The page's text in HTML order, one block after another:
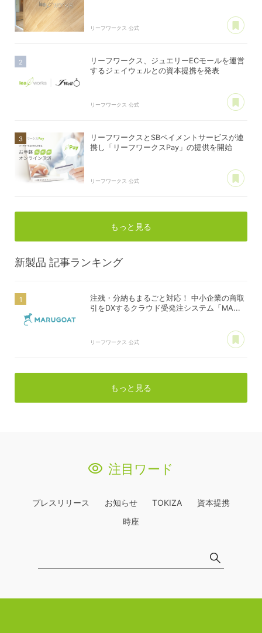
リーフワークス 公式
リーフワークス、ジュエリーECモールを運営
するジェイウェルとの資本提携を発表
リーフワークス 公式
リーフワークスとSBペイメントサービスが連
携し「リーフワークスPay」の提供を開始
リーフワークス 公式
もっと見る
新製品 記事ランキング
注残・分納もまるごと対応！ 中小企業の商取
引をDXするクラウド受発注システム「MA...
リーフワークス 公式
もっと見る
注目ワード
プレスリリース お知らせ TOKIZA
資本提携
時座